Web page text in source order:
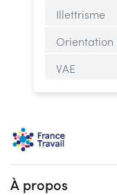
Illettrisme
Orientation
VAE
À propos